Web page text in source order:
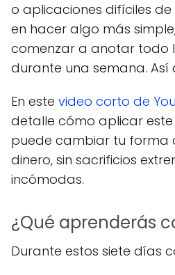
o aplicaciones difíciles
en hacer algo más
comenzar a anotar todo
durante una semana. Así
En este video corto de
detalle cómo aplicar
puede cambiar tu forma
dinero, sin sacrificios
incómodas.
¿Qué aprenderás
Durante estos siete días